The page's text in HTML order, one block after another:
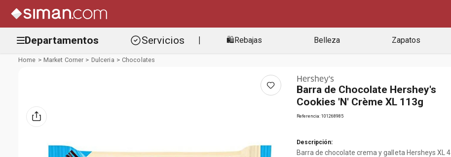
Departamentos Servicios 🛍️Rebajas Belleza Zapatos
Market Corner Dulceria Chocolates
Hershey's
Barra de Chocolate Hershey's
Cookies 'N' Crème XL 113g
Referencia: 101268985
Descripción:
Barra de chocolate crema y galleta Hersheys XL 4